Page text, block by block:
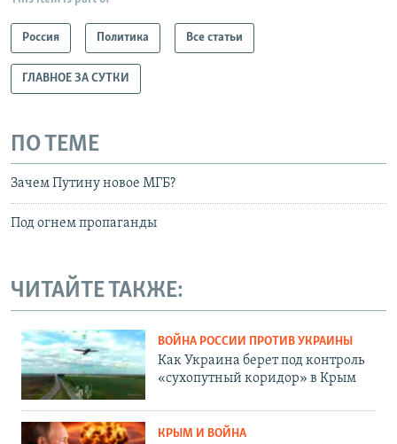
Россия Политика Все статьи
ГЛАВНОЕ ЗА СУТКИ
ПО ТЕМЕ
Зачем Путину новое МГБ?
Под огнем пропаганды
ЧИТАЙТЕ ТАКЖЕ:
ВОЙНА РОССИИ ПРОТИВ УКРАИНЫ
Как Украина берет под контроль
«сухопутный коридор» в Крым
КРЫМ И ВОЙНА